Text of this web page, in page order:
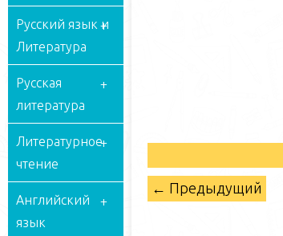
Русский язык и
Литература
Русская
литература
Литературное
чтение
Английский
язык
← Предыдущий